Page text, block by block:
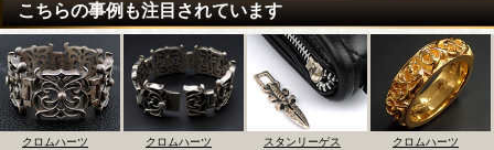
こちらの事例も注目されています
ーツ
クロムハーツ
スタンリーゲス
クロムハーツ